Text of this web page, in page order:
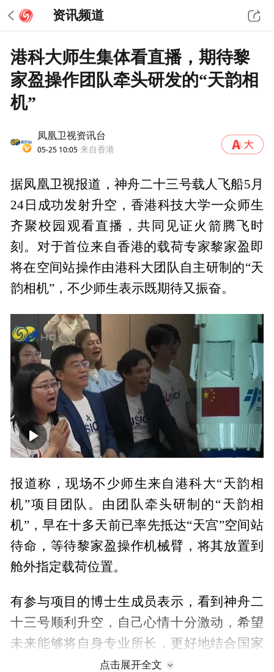
资讯频道
港科大师生集体看直播，期待黎
家盈操作团队牵头研发的“天韵相
机”
凤凰卫视资讯台
05-25 10:05 来自香港
据凤凰卫视报道，神舟二十三号载人飞船5月
24日成功发射升空，香港科技大学一众师生
齐聚校园观看直播，共同见证火箭腾飞时
刻。对于首位来自香港的载荷专家黎家盈即
将在空间站操作由港科大团队自主研制的“天
韵相机”，不少师生表示既期待又振奋。
00:00 04:09
报道称，现场不少师生来自港科大“天韵相
机”项目团队。由团队牵头研制的“天韵相
机”，早在十多天前已率先抵达“天宫”空间站
待命，等待黎家盈操作机械臂，将其放置到
舱外指定载荷位置。
有参与项目的博士生成员表示，看到神舟二
十三号顺利升空，自己心情十分激动，希望
未来能够将自身专业所长，更好地结合国家
航天任务，实现更大的社会效益。
点击展开全文